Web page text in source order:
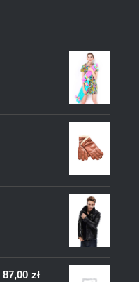
87,00 zł